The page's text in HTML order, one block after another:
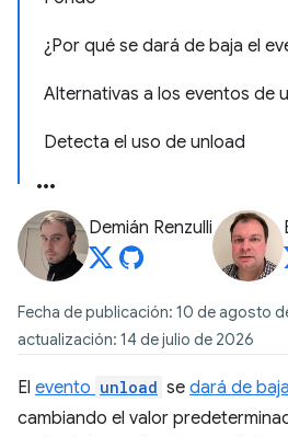
¿Por qué se dará de baja el
Alternativas a los eventos de
Detecta el uso de unload
Demián Renzulli
Fecha de publicación: 10 de agosto
actualización: 14 de julio de 2026
El evento unload se dará de baja
cambiando el valor